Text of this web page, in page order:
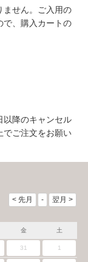
ません。ご入用の
で、購入カートの
以降のキャンセル
でご注文をお願い
金 土
31 1